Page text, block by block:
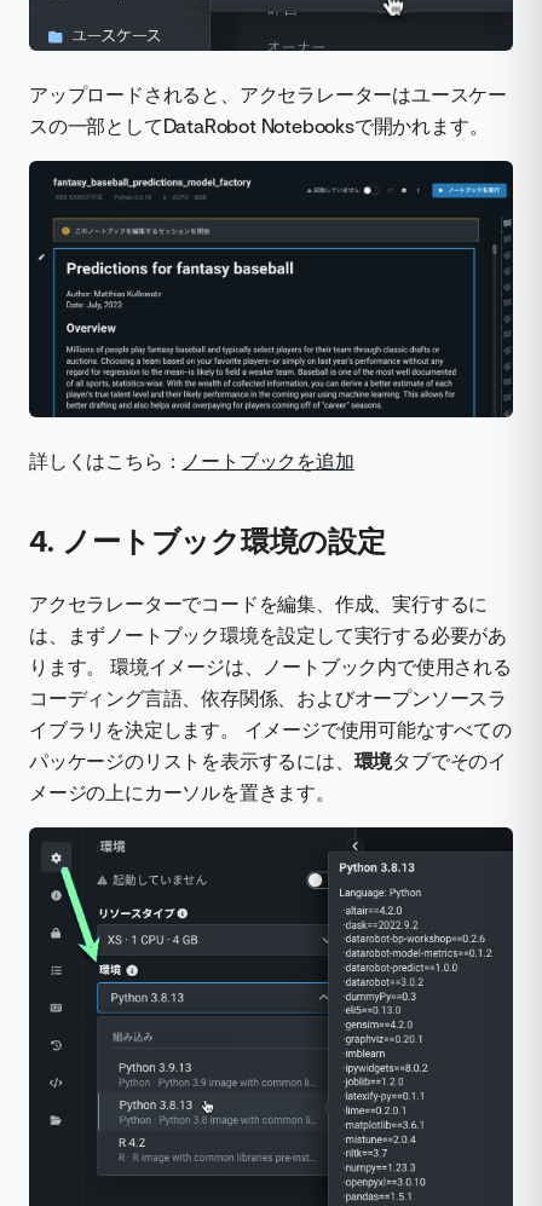
アップロードされると、アクセラレーターはユースケー
スの一部としてDataRobot Notebooksで開かれます。
詳しくはこちら： ノートブックを追加
4. ノートブック環境の設定
アクセラレーターでコードを編集、作成、実行するに
は、まずノートブック環境を設定して実行する必要があ
ります。 環境イメージは、ノートブック内で使用される
コーディング言語、依存関係、およびオープンソースラ
イブラリを決定します。 イメージで使用可能なすべての
パッケージのリストを表示するには、 環境タブでそのイ
メージの上にカーソルを置きます。